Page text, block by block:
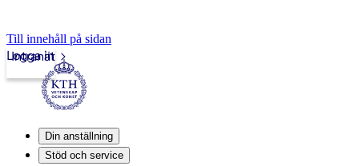
Till innehåll på sidan
Intranät
Logga in
Din anställning
Stöd och service